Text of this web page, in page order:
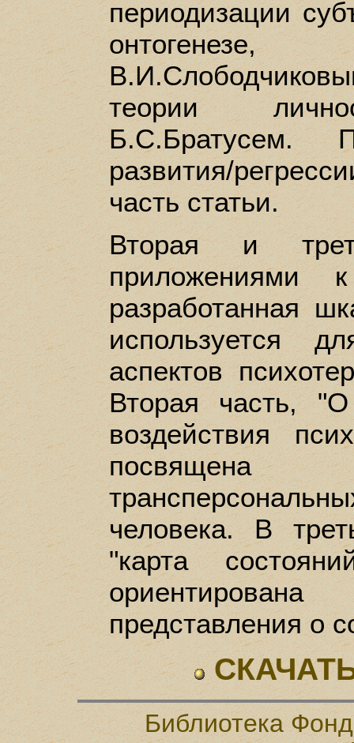
периодизации
теории
Б.С.Братусем.
развития/
часть статьи.
Вторая и
разработанная
используется
аспектов
Вторая часть, "О
воздействия
посвящена
человека. В
"карта
представления о
Библиотека